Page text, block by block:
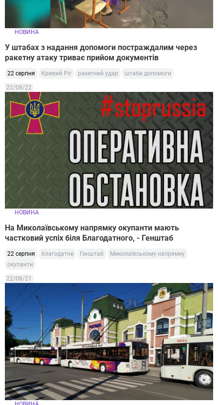
НОВИНА
У штабах з надання допомоги постраждалим через
ракетну атаку триває прийом документів
22 серпня Кривий Ріг ракетний удар штаби допомоги
22/08/22
НОВИНА
На Миколаївському напрямку окупанти мають
частковий успіх біля Благодатного, - Генштаб
22 серпня благодатне Генштаб
Миколаївському напрямку
окупанти
22/08/21